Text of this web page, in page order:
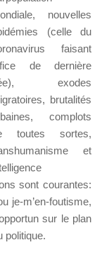
nouvelles
(celle du
faisant
de dernière
exodes
brutalités
complots
toutes sortes,
et
sont courantes:
je-m’en-foutisme,
sur le plan
politique.